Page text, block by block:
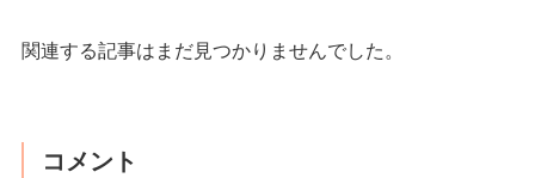
関連する記事はまだ見つかりませんでした。
コメント